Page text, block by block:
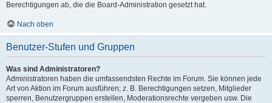
Berechtigungen ab, die die Board-Administration gesetzt hat.
Nach oben
Benutzer-Stufen und Gruppen
Was sind Administratoren?
Administratoren haben die umfassendsten Rechte im Forum. Sie können jede
Art von Aktion im Forum ausführen; z. B. Berechtigungen setzen, Mitglieder
sperren, Benutzergruppen erstellen, Moderationsrechte vergeben usw. Die